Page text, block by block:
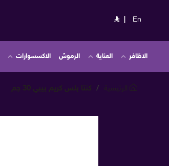
En
الاظافر العناية الرموش الاكسسوارات
الرئيسية كنتا بلس كريم بيبي 30 جم